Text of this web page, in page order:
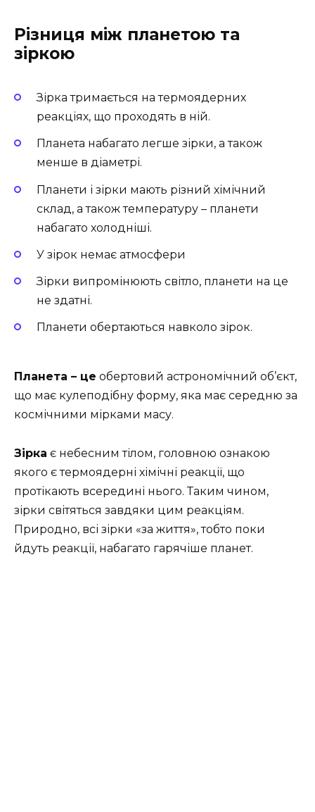
Різниця між планетою та
зіркою
Зірка тримається на термоядерних
реакціях, що проходять в ній.
Планета набагато легше зірки, а також
менше в діаметрі.
Планети і зірки мають різний хімічний
склад, а також температуру – планети
набагато холодніші.
У зірок немає атмосфери
Зірки випромінюють світло, планети на це
не здатні.
Планети обертаються навколо зірок.
Планета – це обертовий астрономічний об’єкт,
що має кулеподібну форму, яка має середню за
космічними мірками масу.
Зірка є небесним тілом, головною ознакою
якого є термоядерні хімічні реакції, що
протікають всередині нього. Таким чином,
зірки світяться завдяки цим реакціям.
Природно, всі зірки «за життя», тобто поки
йдуть реакції, набагато гарячіше планет.